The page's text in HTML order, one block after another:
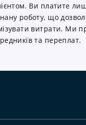
Ви платите
роботу, що
витрати. Ми
та переплат.